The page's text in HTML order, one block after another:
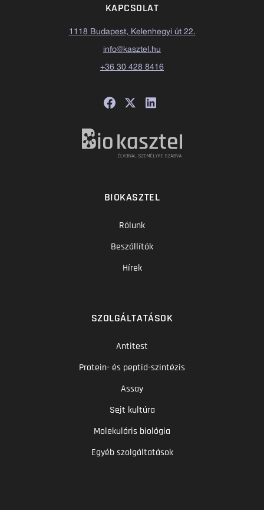
KAPCSOLAT
1118 Budapest, Kelenhegyi út 22.
info@kasztel.hu
+36 30 428 8416
BIOKASZTEL
Rólunk
Beszállítók
Hírek
SZOLGÁLTATÁSOK
Antitest
Protein- és peptid-szintézis
Assay
Sejt kultúra
Molekuláris biológia
Egyéb szolgáltatások